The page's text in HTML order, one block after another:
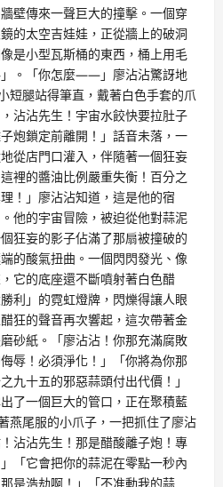
壁傳來一聲巨大的撞擊。一個穿
的太空吉娃娃，正從牆上的破洞
是小型瓦斯桶的東西，桶上用毛
。「你怎麼——」廖沾沾驚訝地
短腿站得筆直，戴著白色手套的爪
沾沾先生！宇宙水餃快要拉肚子
炮鎖定前離開！」話音未落，一
從店門口灌入，伴隨著一個狂妄
裡的醬油比例嚴重失衡！百分之
！」廖沾沾知道，這是他的宿
他的宇宙冒險，被迫從他對蒜泥
狂妄的影子佔滿了那扇被撞破的
的酸氣扭曲。一個閃閃發光、像
它的底座還不斷噴射著白色醋
利」的霓虹燈牌，閃爍得讓人眼
狂的聲音再次響起，這次帶著金
砂紙。「廖沾沾！你那充滿腐敗
辱！必須淨化！」「你將為你那
九十五的邪惡蒜頭付出代價！」
了一個巨大的管口，正在聚積藍
燕尾服的小爪子，一把抓住了廖沾
沾沾先生！那是醋酸離子炮！專
「它會把你的蒜泥在零點一秒內
是浩劫啊！」「不准動我的蒜